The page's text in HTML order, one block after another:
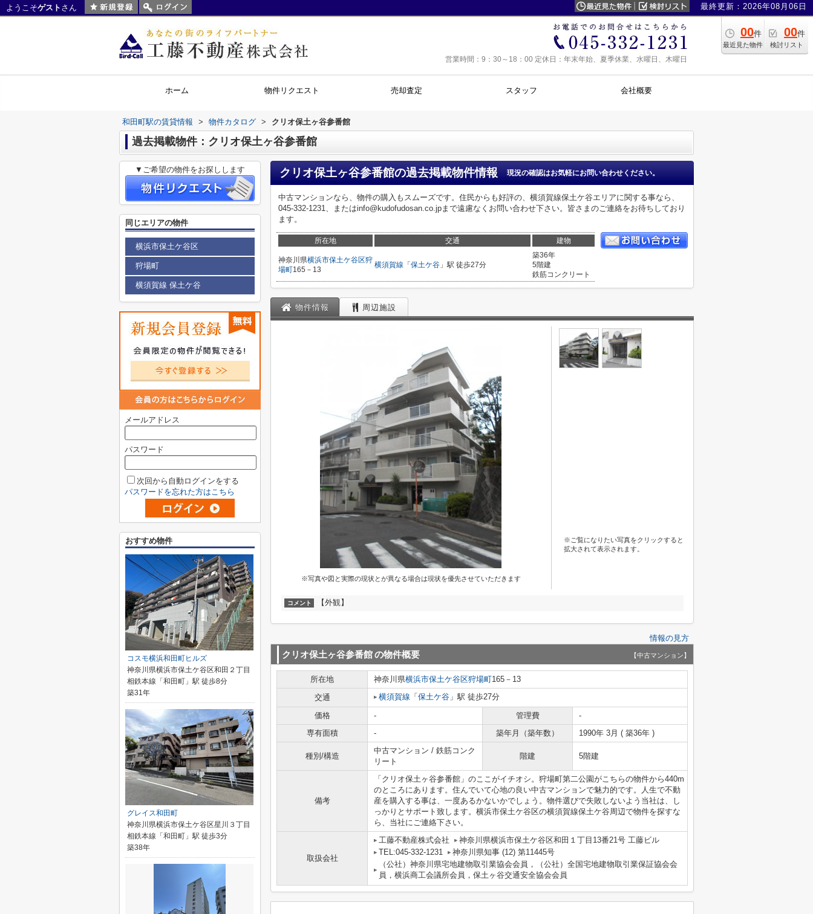
ようこそゲスト さん 最終更新：2026年08月06日
00件
最近見た物件
00件
検討リスト
営業時間：9：30～18：00 定休日：年末年始、夏季休業、水曜日、木曜日
ホーム 物件リクエスト 売却査定 スタッフ 会社概要
和田町駅の賃貸情報 > 物件カタログ > クリオ保土ヶ谷参番館
過去掲載物件：クリオ保土ヶ谷参番館
クリオ保土ヶ谷参番館の過去掲載物件情報 現況の確認はお気軽にお問い合わせください。
中古マンションなら、物件の購入もスムーズです。住民からも好評の、横須賀線保土ケ谷エリアに関する事なら、
045-332-1231、またはinfo@kudofudosan.co.jpまで遠慮なくお問い合わせ下さい。皆さまのご連絡をお待ちしており
ます。
所在地 交通 建物
神奈川県横浜市保土ケ谷区狩
場町165－13
横須賀線 「 保土ケ谷 」駅 徒歩27分
築36年
5階建
鉄筋コンクリート
物件情報 周辺施設
※写真や図と実際の現状とが異なる場合は現状を優先させていただきます
※ご覧になりたい写真をクリックすると
拡大されて表示されます。
コメント 【外観】
情報の見方
クリオ保土ヶ谷参番館の物件概要 【中古マンション】
所在地 神奈川県横浜市保土ケ谷区狩場町165－13
交通
横須賀線 「 保土ケ谷 」駅 徒歩27分
価格 - 管理費
-
専有面積
- 築年月（築年数） 1990年 3月 ( 築36年 )
種別/構造
中古マンション / 鉄筋コンク
リート
階建 5階建
備考
「クリオ保土ヶ谷参番館」のここがイチオシ。狩場町第二公園がこちらの物件から440m
のところにあります。住んでいて心地の良い中古マンションで魅力的です。人生で不動
産を購入する事は、一度あるかないかでしょう。物件選びで失敗しないよう当社は、し
っかりとサポート致します。横浜市保土ケ谷区の横須賀線保土ケ谷周辺で物件を探すな
ら、当社にご連絡下さい。
取扱会社
工藤不動産株式会社
神奈川県横浜市保土ケ谷区和田１丁目13番21号 工藤ビル
TEL:045-332-1231
神奈川県知事 (12) 第11445号
（公社）神奈川県宅地建物取引業協会会員，（公社）全国宅地建物取引業保証協会会
員，横浜商工会議所会員，保土ヶ谷交通安全協会会員
▼ご希望の物件をお探しします
同じエリアの物件
横浜市保土ケ谷区
狩場町
横須賀線 保土ケ谷
メールアドレス
パスワード
次回から自動ログインをする
パスワードを忘れた方はこちら
おすすめ物件
コスモ横浜和田町ヒルズ
神奈川県横浜市保土ケ谷区和田２丁目
相鉄本線「和田町」駅 徒歩8分
築31年
グレイス和田町
神奈川県横浜市保土ケ谷区星川３丁目
相鉄本線「和田町」駅 徒歩3分
築38年